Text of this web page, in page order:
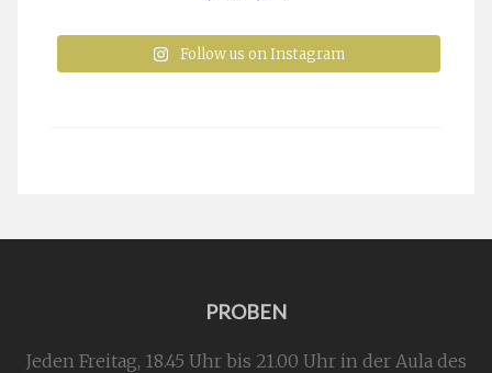
Follow us on Instagram
PROBEN
Jeden Freitag, 18.45 Uhr bis 21.00 Uhr in der Aula des